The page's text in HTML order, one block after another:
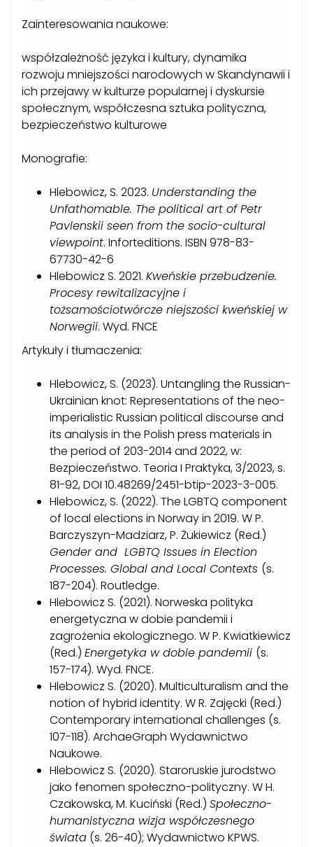
Zainteresowania naukowe:
współzależność języka i kultury, dynamika
rozwoju mniejszości narodowych w Skandynawii i
ich przejawy w kulturze popularnej i dyskursie
społecznym, współczesna sztuka polityczna,
bezpieczeństwo kulturowe
Monografie:
Hlebowicz, S. 2023. Understanding the
Unfathomable. The political art of Petr
Pavlenskii seen from the socio-cultural
viewpoint. Inforteditions. ISBN 978-83-
67730-42-6
Hlebowicz S. 2021. Kweńskie przebudzenie.
Procesy rewitalizacyjne i
tożsamościotwórcze niejszości kweńskiej w
Norwegii. Wyd. FNCE
Artykuły i tłumaczenia:
Hlebowicz, S. (2023). Untangling the Russian-
Ukrainian knot: Representations of the neo-
imperialistic Russian political discourse and
its analysis in the Polish press materials in
the period of 203-2014 and 2022, w:
Bezpieczeństwo. Teoria I Praktyka, 3/2023, s.
81-92, DOI 10.48269/2451-btip-2023-3-005.
Hlebowicz, S. (2022). The LGBTQ component
of local elections in Norway in 2019. W P.
Barczyszyn-Madziarz, P. Żukiewicz (Red.)
Gender and LGBTQ Issues in Election
Processes. Global and Local Contexts (s.
187-204). Routledge.
Hlebowicz S. (2021). Norweska polityka
energetyczna w dobie pandemii i
zagrożenia ekologicznego. W P. Kwiatkiewicz
(Red.) Energetyka w dobie pandemii (s.
157-174). Wyd. FNCE.
Hlebowicz S. (2020). Multiculturalism and the
notion of hybrid identity. W R. Zajęcki (Red.)
Contemporary international challenges (s.
107-118). ArchaeGraph Wydawnictwo
Naukowe.
Hlebowicz S. (2020). Staroruskie jurodstwo
jako fenomen społeczno-polityczny. W H.
Czakowska, M. Kuciński (Red.) Społeczno-
humanistyczna wizja współczesnego
świata (s. 26-40); Wydawnictwo KPWS.